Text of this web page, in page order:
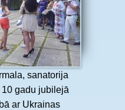
sanatorija
10 gadu jubilejā
ar Ukrainas